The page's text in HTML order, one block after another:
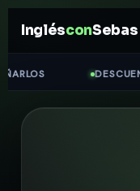
InglésconSebas